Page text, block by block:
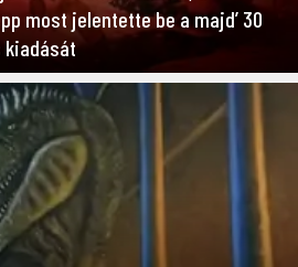
most jelentette be a majd’ 30
kiadását